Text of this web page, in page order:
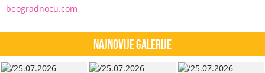
beogradnocu.com
Najnovije Galerije